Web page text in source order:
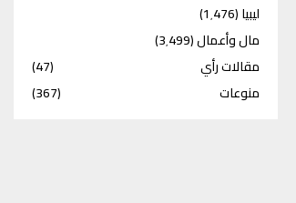
ليبيا(1٬476)
مال وأعمال(3٬499)
مقالات رأي
(47)
منوعات
(367)